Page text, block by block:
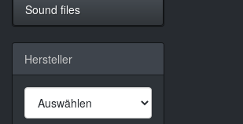
Sound files
Hersteller